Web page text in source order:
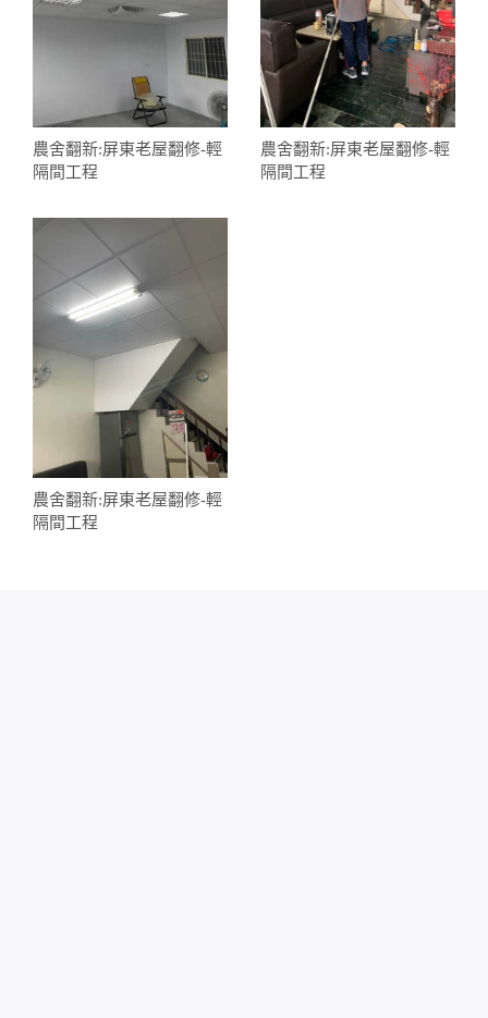
農舍翻新:屏東老屋翻修-輕
隔間工程
農舍翻新:屏東老屋翻修-輕
隔間工程
農舍翻新:屏東老屋翻修-輕
隔間工程